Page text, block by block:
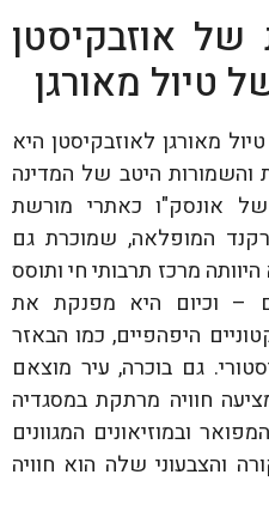
של אוזבקיסטן
טיול מאורגן
מאורגן לאוזבקיסטן היא
והשמורות היטב של המדינה
אונסק"ו כאתרי מורשת
המופלאה, שמוכרת גם
מרכז תרבותי חי ותוסס
– וכיום היא מפנקת את
היפהפיים, כמו הבאזר
גם בוכרה, עיר מוצאם
חוויה מרתקת במסגדיה
ובמוזיאונים המגוונים
והצבעוני שלה הוא חוויה